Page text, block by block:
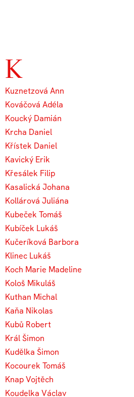
K
Kuznetzová Ann
Kováčová Adéla
Koucký Damián
Krcha Daniel
Křístek Daniel
Kavický Erik
Křesálek Filip
Kasalická Johana
Kollárová Juliána
Kubeček Tomáš
Kubíček Lukáš
Kučeríková Barbora
Klinec Lukáš
Koch Marie Madeline
Kološ Mikuláš
Kuthan Michal
Kaňa Nikolas
Kubů Robert
Král Šimon
Kudělka Šimon
Kocourek Tomáš
Knap Vojtěch
Koudelka Václav